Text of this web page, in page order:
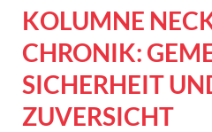
KOLUMNE
CHRONIK:
SICHERHEIT
ZUVERSICHT